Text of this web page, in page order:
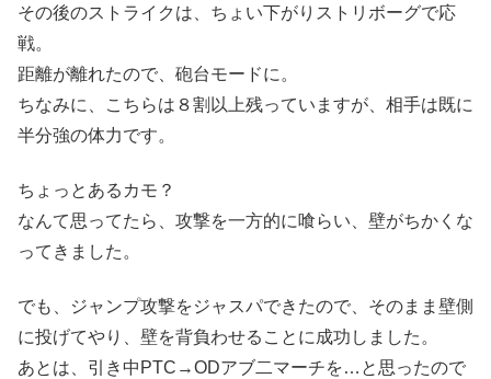
その後のストライクは、ちょい下がりストリボーグで応
戦。
距離が離れたので、砲台モードに。
ちなみに、こちらは８割以上残っていますが、相手は既に
半分強の体力です。
ちょっとあるカモ？
なんて思ってたら、攻撃を一方的に喰らい、壁がちかくな
ってきました。
でも、ジャンプ攻撃をジャスパできたので、そのまま壁側
に投げてやり、壁を背負わせることに成功しました。
あとは、引き中PTC→ODアブ二マーチを…と思ったので